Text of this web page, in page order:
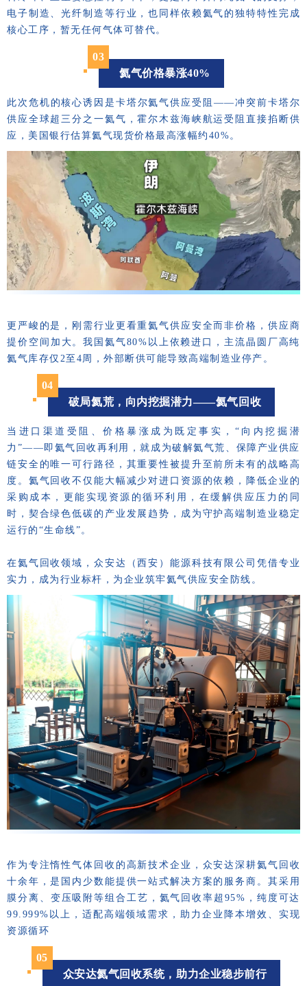
电子制造、光纤制造等行业，也同样依赖氦气的独特特性完成
核心工序，暂无任何气体可替代。
03
氦气价格暴涨40%
此次危机的核心诱因是卡塔尔氦气供应受阻——冲突前卡塔尔
供应全球超三分之一氦气，霍尔木兹海峡航运受阻直接掐断供
应，美国银行估算氦气现货价格最高涨幅约40%。
更严峻的是，刚需行业更看重氦气供应安全而非价格，供应商
提价空间加大。我国氦气80%以上依赖进口，主流晶圆厂高纯
氦气库存仅2至4周，外部断供可能导致高端制造业停产。
04
破局氦荒，向内挖掘潜力——氦气回收
当进口渠道受阻、价格暴涨成为既定事实，“向内挖掘潜
力”——即氦气回收再利用，就成为破解氦气荒、保障产业供应
链安全的唯一可行路径，其重要性被提升至前所未有的战略高
度。氦气回收不仅能大幅减少对进口资源的依赖，降低企业的
采购成本，更能实现资源的循环利用，在缓解供应压力的同
时，契合绿色低碳的产业发展趋势，成为守护高端制造业稳定
运行的“生命线”。
在氦气回收领域，众安达（西安）能源科技有限公司凭借专业
实力，成为行业标杆，为企业筑牢氦气供应安全防线。
作为专注惰性气体回收的高新技术企业，众安达深耕氦气回收
十余年，是国内少数能提供一站式解决方案的服务商。其采用
膜分离、变压吸附等组合工艺，氦气回收率超95%，纯度可达
99.999%以上，适配高端领域需求，助力企业降本增效、实现
资源循环
05
众安达氦气回收系统，助力企业稳步前行